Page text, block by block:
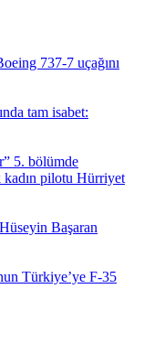
737-7 uçağını
tam isabet:
5. bölümde
kadın pilotu Hürriyet
Başaran
Türkiye’ye F-35